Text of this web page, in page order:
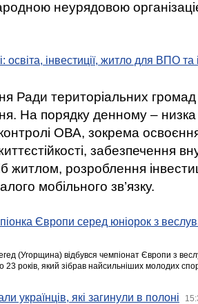
неурядовою
освіта, інвестиції, житло для ВПО
Ради територіальних громад
На порядку денному –
ОВА, зокрема освоєння
забезпечення
житлом, розроблення
мобільного зв’язку.
Європи серед юніорок з
(Угорщина) відбувся чемпіонат Європи з
23 років, який зібрав найсильніших молодих
українців, які загинули в полоні